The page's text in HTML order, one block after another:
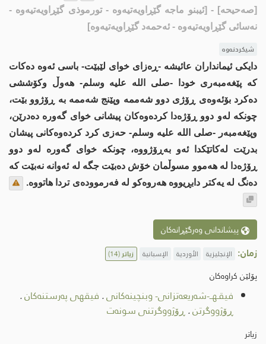
[صەحیحە] - [ئیبنو ماجه گێڕاویەتیەوە - تورموذی گێڕاویەتیەوە -
نەسائی گێڕاویەتیەوە - ئەحمەد گێڕاویەتیەوە]
شیکردنەوە
دایکی ئیمانداران عائیشە -ڕەزای خوای لێبێت- باسی ئەوە دەکات
کە پێغەمبەری خودا -صلى اللە علیە وسلم- هەوڵ وکۆششی
دەکرد بۆئەوەى ڕۆژی دوو شەممە وپێنج شەممە بە ڕۆژوو بێت،
چونکە لەو دوو ڕۆژەدا کردەوەکان پیشانی خواى گەورە دەدرێن،
وپێغەمبەر -صلى الله عليه وسلم- حەزی کرد کردەوەکانى پیشان
بدرێت لەکاتێکدا ئەو بەڕۆژووە، چونکە خواى گەورە لەو دوو
ڕۆژەدا لە هەموو مسوڵمان خۆش دەبێت جگە لە ئەوانە نەبێت کە
دەنگ لە یەکتر دابڕیووە هەروەکو لە فەرموودەى تردا هاتووە.
پیشاندانی وەرگێڕانەکان
زمان: الإنجليزية الأوردية الإسبانية زیاتر(14)
پۆلێن کراوەکان
فیقـهــ-شەریعەتزانی- وبنچینەکانی. فیقهی پەرستنەكان.
ڕۆژووگرتن.ڕۆژووگرتنی سونەت
زیاتر